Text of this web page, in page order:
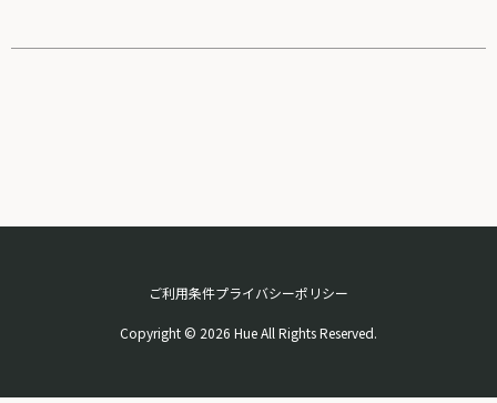
ご利用条件プライバシーポリシー
Copyright © 2026 Hue All Rights Reserved.